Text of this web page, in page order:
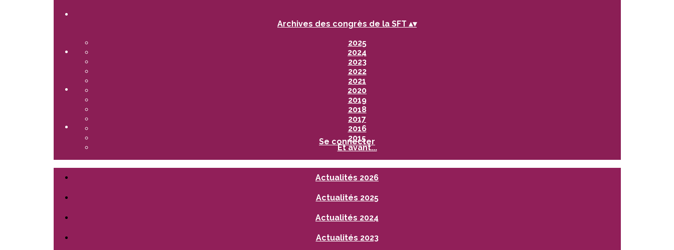
Archives des congrès de la SFT ▴▾
2025
2024
2023
2022
2021
2020
2019
2018
2017
2016
2015
Et avant...
Se connecter
Actualités 2026
Actualités 2025
Actualités 2024
Actualités 2023